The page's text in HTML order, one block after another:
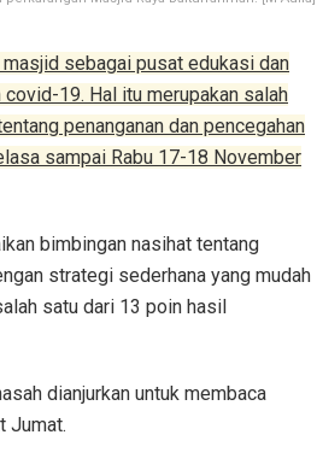
sebagai pusat edukasi dan
19. Hal itu merupakan salah
penanganan dan pencegahan
sampai Rabu 17-18 November
bimbingan nasihat tentang
strategi sederhana yang mudah
satu dari 13 poin hasil
dianjurkan untuk membaca
Jumat.